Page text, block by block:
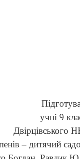
учні 9
Двірцівського
– дитячий